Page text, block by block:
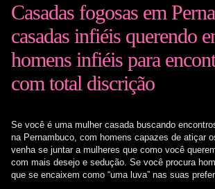
Casadas fogosas em
casadas infiéis querendo
homens infiéis para
com total discrição
Se você é uma mulher casada buscando
na Pernambuco, com homens capazes de atiçar
venha se juntar a mulheres que como você
com mais desejo e sedução. Se você procura
que se encaixem como “uma luva” nas suas